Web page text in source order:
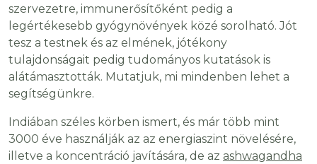
szervezetre, immunerősítőként pedig a
legértékesebb gyógynövények közé sorolható. Jót
tesz a testnek és az elmének, jótékony
tulajdonságait pedig tudományos kutatások is
alátámasztották. Mutatjuk, mi mindenben lehet a
segítségünkre.
Indiában széles körben ismert, és már több mint
3000 éve használják az az energiaszint növelésére,
illetve a koncentráció javítására, de az ashwagandha